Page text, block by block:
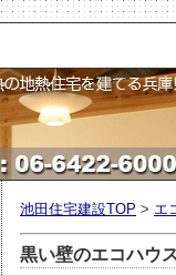
池田住宅建設TOP > エ
黒い壁のエコハウ